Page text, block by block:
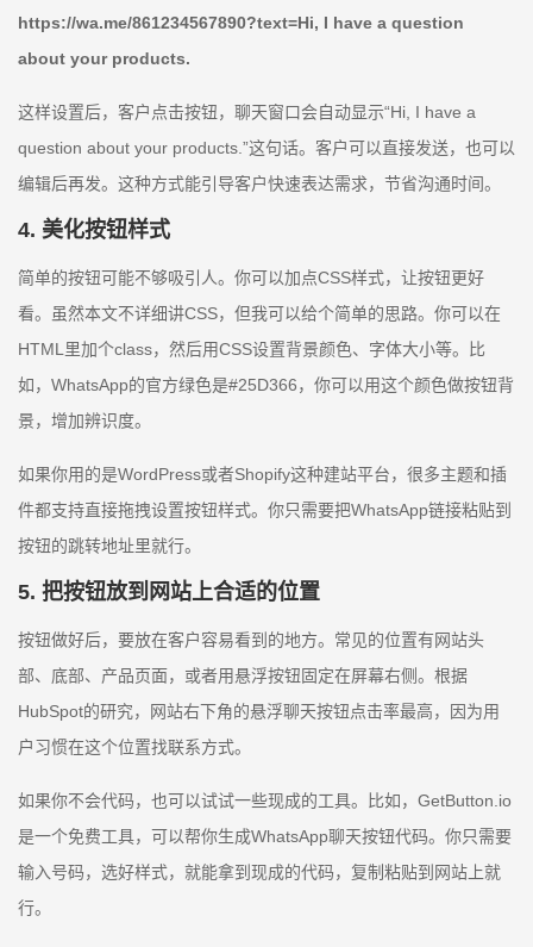
https://wa.me/861234567890?text=Hi, I have a question
about your products.
这样设置后，客户点击按钮，聊天窗口会自动显示“Hi, I have a
question about your products.”这句话。客户可以直接发送，也可以
编辑后再发。这种方式能引导客户快速表达需求，节省沟通时间。
4. 美化按钮样式
简单的按钮可能不够吸引人。你可以加点CSS样式，让按钮更好
看。虽然本文不详细讲CSS，但我可以给个简单的思路。你可以在
HTML里加个class，然后用CSS设置背景颜色、字体大小等。比
如，WhatsApp的官方绿色是#25D366，你可以用这个颜色做按钮背
景，增加辨识度。
如果你用的是WordPress或者Shopify这种建站平台，很多主题和插
件都支持直接拖拽设置按钮样式。你只需要把WhatsApp链接粘贴到
按钮的跳转地址里就行。
5. 把按钮放到网站上合适的位置
按钮做好后，要放在客户容易看到的地方。常见的位置有网站头
部、底部、产品页面，或者用悬浮按钮固定在屏幕右侧。根据
HubSpot的研究，网站右下角的悬浮聊天按钮点击率最高，因为用
户习惯在这个位置找联系方式。
如果你不会代码，也可以试试一些现成的工具。比如，GetButton.io
是一个免费工具，可以帮你生成WhatsApp聊天按钮代码。你只需要
输入号码，选好样式，就能拿到现成的代码，复制粘贴到网站上就
行。